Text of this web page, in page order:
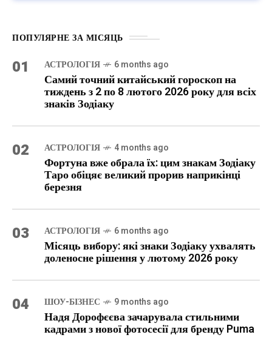
ПОПУЛЯРНЕ ЗА МІСЯЦЬ
01 АСТРОЛОГІЯ 6 months ago
Самий точний китайський гороскоп на
тиждень з 2 по 8 лютого 2026 року для всіх
знаків Зодіаку
02 АСТРОЛОГІЯ 4 months ago
Фортуна вже обрала їх: цим знакам Зодіаку
Таро обіцяє великий прорив наприкінці
березня
03 АСТРОЛОГІЯ 6 months ago
Місяць вибору: які знаки Зодіаку ухвалять
доленосне рішення у лютому 2026 року
04 ШОУ-БІЗНЕС 9 months ago
Надя Дорофєєва зачарувала стильними
кадрами з нової фотосесії для бренду Puma